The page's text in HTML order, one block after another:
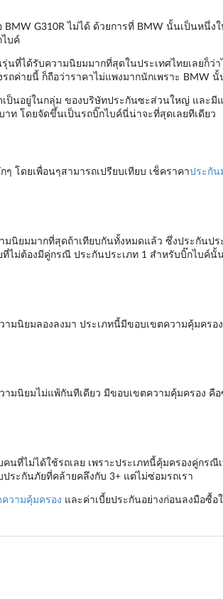
G310R ไม่ได้ ด้วยการที่ BMW นั้นเป็นหนึ่
บค์
นที่ได้รับความนิยมมากที่สุดในประเทศไทยเลยก็
ถค่ายนี้ ก็ถือว่าราคาไม่แพงมากนักเพราะ BMW
ป็นอยู่ในกลุ่ม ของบริษัทประกันซะส่วนใหญ่ และ
ท โดยจัดขึ้นเป็นรถบิ๊กไบค์นี่น่าจะที่สุดเลยทีเดียว
โดยเพื่อนๆสามารถเปรียบเทียบ เช็คราคาประกัน
นิยมมากที่สุดถ้าเทียบกันทั้งหมดแล้ว ซึ่งประกัน
ม่ต้องมีคู่กรณี ประกันประเภท 1 สำหรับบิ๊กไบค์นั้
มนิยมลองลงมา ประเภทนี้มีขอบเขตความคุ้มคร
มนิยมไม่แพ้กันทีเดียว มีขอบเขตความคุ้มครอง
ที่ไม่ได้ใช้รถเลย เพราะประเภทนี้คุ้มครองคู่กร
ระกันภัยที่คล้ายคลึงกับ 3+ แต่ไม่ซ่อมรถเรา
ความคุ้มครอง และค่าเบี้ยประกันอย่างก่อนลงมือซื้อ